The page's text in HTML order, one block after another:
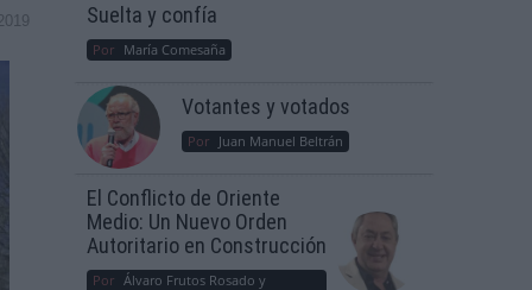
Suelta y confía
Por María Comesaña
Votantes y votados
Por Juan Manuel Beltrán
El Conflicto de Oriente
Medio: Un Nuevo Orden
Autoritario en Construcción
Por Álvaro Frutos Rosado y